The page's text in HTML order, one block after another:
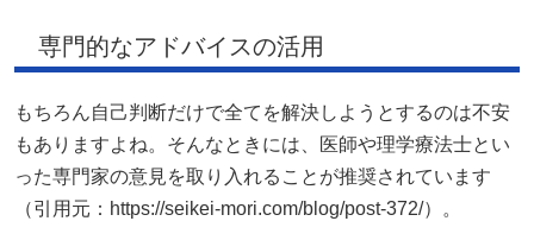
専門的なアドバイスの活用
もちろん自己判断だけで全てを解決しようとするのは不安
もありますよね。そんなときには、医師や理学療法士とい
った専門家の意見を取り入れることが推奨されています
（引用元：https://seikei-mori.com/blog/post-372/）。